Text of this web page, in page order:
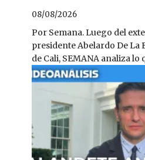
08/08/2026
Por Semana. Luego del
presidente Abelardo De La
de Cali, SEMANA analiza lo